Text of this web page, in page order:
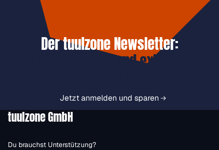
Der tuulzone Newsletter:
Jetzt anmelden und exklusive
Jetzt anmelden und sparen
tuulzone GmbH
Du brauchst Unterstützung?